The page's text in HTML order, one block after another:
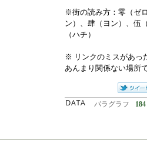
※街の読み方：零（ゼ
ン）、肆（ヨン）、伍
（ハチ）
※ リンクのミスがあっ
あんまり関係ない場所で
パラグラフ 184